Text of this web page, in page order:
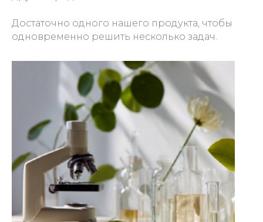
Достаточно одного нашего продукта, чтобы
одновременно решить несколько задач.